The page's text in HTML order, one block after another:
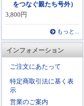
をつなぐ親たち号外）
3,800円
もっと...
インフォメーション
ご注文にあたって
特定商取引法に基く表
示
営業のご案内